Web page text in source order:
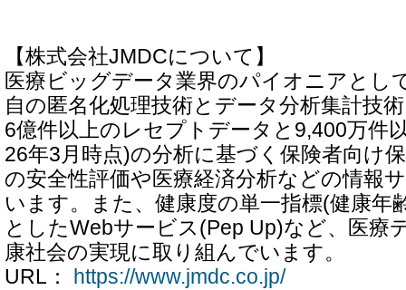
【株式会社JMDCについて】
医療ビッグデータ業界のパイオニアとし
自の匿名化処理技術とデータ分析集計技
6億件以上のレセプトデータと9,400万件
26年3月時点)の分析に基づく保険者向け
の安全性評価や医療経済分析などの情報
います。また、健康度の単一指標(健康年
としたWebサービス(Pep Up)など、医療
康社会の実現に取り組んでいます。
URL：
https://www.jmdc.co.jp/